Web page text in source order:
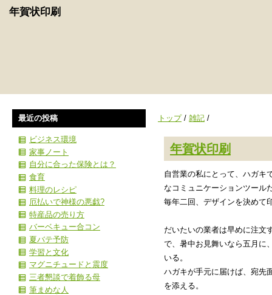
年賀状印刷
トップ/ 雑記 /
年賀状印刷
自営業の私にとって、ハガキ
なコミュニケーションツール
毎年二回、デザインを決めて
だいたいの業者は早めに注文
で、暑中お見舞いなら五月に
いる。
ハガキが手元に届けば、宛先
を添える。
最近の投稿
ビジネス環境
家事ノート
自分に合った保険とは？
食育
料理のレシピ
厄払いで神様の悪戯?
特産品の売り方
バーベキュー合コン
夏バテ予防
学習と文化
マグニチュードと震度
三者懇談で着飾る母
筆まめな人